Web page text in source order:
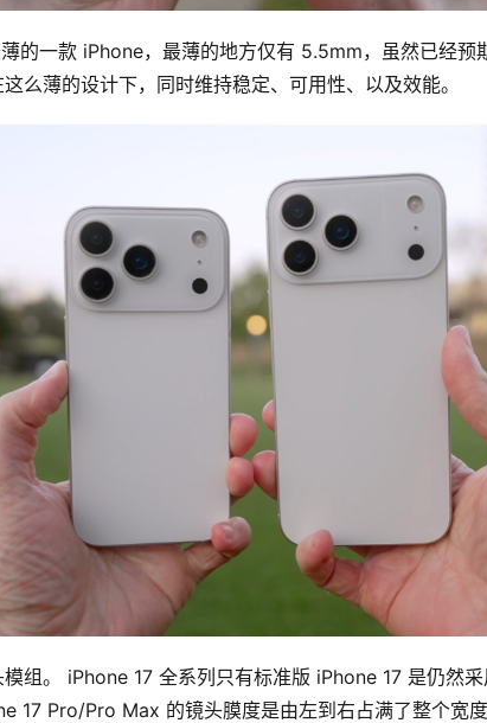
的一款 iPhone，最薄的地方仅有 5.5mm，虽然已经预
么薄的设计下，同时维持稳定、可用性、以及效能。
组。 iPhone 17 全系列只有标准版 iPhone 17 是仍然
17 Pro/Pro Max 的镜头膜度是由左到右占满了整个宽